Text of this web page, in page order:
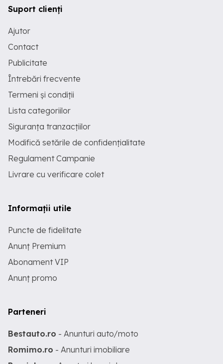
Suport clienți
Ajutor
Contact
Publicitate
Întrebări frecvente
Termeni și condiții
Lista categoriilor
Siguranța tranzacțiilor
Modifică setările de confidențialitate
Regulament Campanie
Livrare cu verificare colet
Informații utile
Puncte de fidelitate
Anunț Premium
Abonament VIP
Anunț promo
Parteneri
Bestauto.ro - Anunturi auto/moto
Romimo.ro - Anunturi imobiliare